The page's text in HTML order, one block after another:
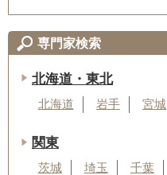
専門家検索
北海道・東北
北海道 岩手 宮城
関東
茨城 埼玉 千葉